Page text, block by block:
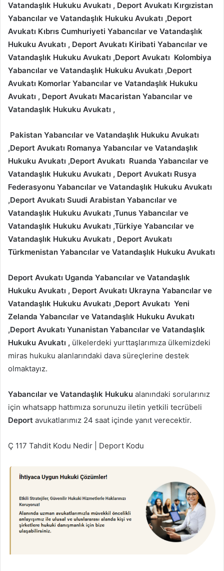
Vatandaşlık Hukuku Avukatı , Deport Avukatı Kırgızistan
Yabancılar ve Vatandaşlık Hukuku Avukatı ,Deport
Avukatı Kıbrıs Cumhuriyeti Yabancılar ve Vatandaşlık
Hukuku Avukatı , Deport Avukatı Kiribati Yabancılar ve
Vatandaşlık Hukuku Avukatı ,Deport Avukatı Kolombiya
Yabancılar ve Vatandaşlık Hukuku Avukatı ,Deport
Avukatı Komorlar Yabancılar ve Vatandaşlık Hukuku
Avukatı , Deport Avukatı Macaristan Yabancılar ve
Vatandaşlık Hukuku Avukatı ,
Pakistan Yabancılar ve Vatandaşlık Hukuku Avukatı
,Deport Avukatı Romanya Yabancılar ve Vatandaşlık
Hukuku Avukatı ,Deport Avukatı Ruanda Yabancılar ve
Vatandaşlık Hukuku Avukatı , Deport Avukatı Rusya
Federasyonu Yabancılar ve Vatandaşlık Hukuku Avukatı
,Deport Avukatı Suudi Arabistan Yabancılar ve
Vatandaşlık Hukuku Avukatı ,Tunus Yabancılar ve
Vatandaşlık Hukuku Avukatı ,Türkiye Yabancılar ve
Vatandaşlık Hukuku Avukatı , Deport Avukatı
Türkmenistan Yabancılar ve Vatandaşlık Hukuku Avukatı
Deport Avukatı Uganda Yabancılar ve Vatandaşlık
Hukuku Avukatı , Deport Avukatı Ukrayna Yabancılar ve
Vatandaşlık Hukuku Avukatı ,Deport Avukatı Yeni
Zelanda Yabancılar ve Vatandaşlık Hukuku Avukatı
,Deport Avukatı Yunanistan Yabancılar ve Vatandaşlık
Hukuku Avukatı , ülkelerdeki yurttaşlarımıza ülkemizdeki
miras hukuku alanlarındaki dava süreçlerine destek
olmaktayız.
Yabancılar ve Vatandaşlık Hukuku alanındaki sorularınız
için whatsapp hattımıza sorunuzu iletin yetkili tecrübeli
Deport avukatlarımız 24 saat içinde yanıt verecektir.
Ç 117 Tahdit Kodu Nedir | Deport Kodu